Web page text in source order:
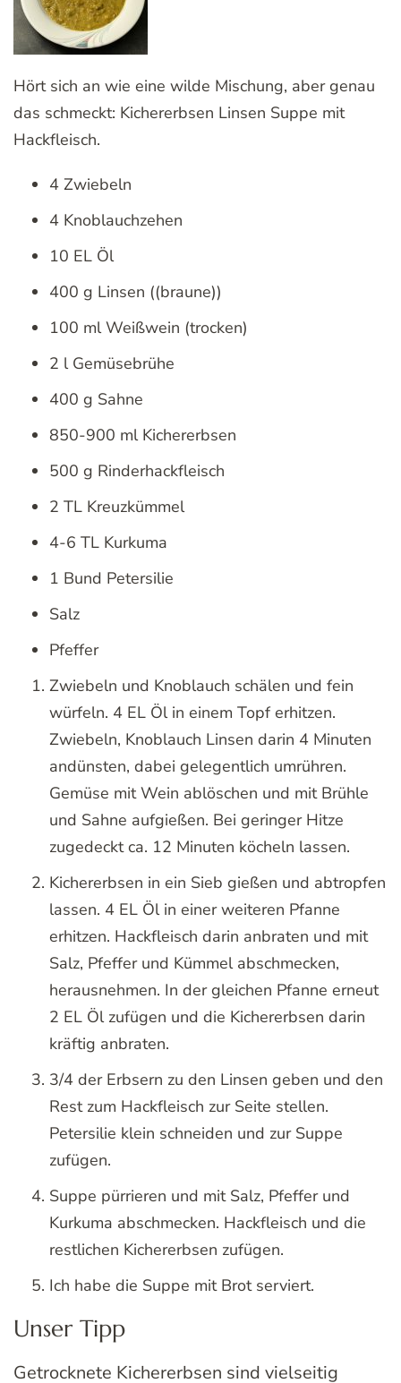
Hört sich an wie eine wilde Mischung, aber genau
das schmeckt: Kichererbsen Linsen Suppe mit
Hackfleisch.
4 Zwiebeln
4 Knoblauchzehen
10 EL Öl
400 g Linsen ((braune))
100 ml Weißwein (trocken)
2 l Gemüsebrühe
400 g Sahne
850-900 ml Kichererbsen
500 g Rinderhackfleisch
2 TL Kreuzkümmel
4-6 TL Kurkuma
1 Bund Petersilie
Salz
Pfeffer
Zwiebeln und Knoblauch schälen und fein
würfeln. 4 EL Öl in einem Topf erhitzen.
Zwiebeln, Knoblauch Linsen darin 4 Minuten
andünsten, dabei gelegentlich umrühren.
Gemüse mit Wein ablöschen und mit Brühle
und Sahne aufgießen. Bei geringer Hitze
zugedeckt ca. 12 Minuten köcheln lassen.
Kichererbsen in ein Sieb gießen und abtropfen
lassen. 4 EL Öl in einer weiteren Pfanne
erhitzen. Hackfleisch darin anbraten und mit
Salz, Pfeffer und Kümmel abschmecken,
herausnehmen. In der gleichen Pfanne erneut
2 EL Öl zufügen und die Kichererbsen darin
kräftig anbraten.
3/4 der Erbsern zu den Linsen geben und den
Rest zum Hackfleisch zur Seite stellen.
Petersilie klein schneiden und zur Suppe
zufügen.
Suppe pürrieren und mit Salz, Pfeffer und
Kurkuma abschmecken. Hackfleisch und die
restlichen Kichererbsen zufügen.
Ich habe die Suppe mit Brot serviert.
Unser Tipp
Getrocknete Kichererbsen sind vielseitig